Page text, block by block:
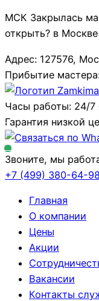
МСК Закрылась
открыть? в Москве
Адрес: 127576,
Прибытие
Часы работы: 24/7
Гарантия низкой
Звоните, мы
+7 (499) 380-64-98
Главная
О компании
Цены
Акции
Вакансии
Контакты